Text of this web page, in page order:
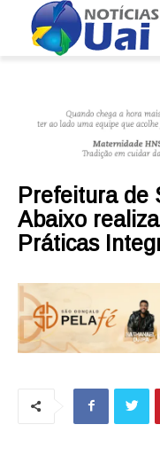
Prefeitura de
Abaixo
Práticas